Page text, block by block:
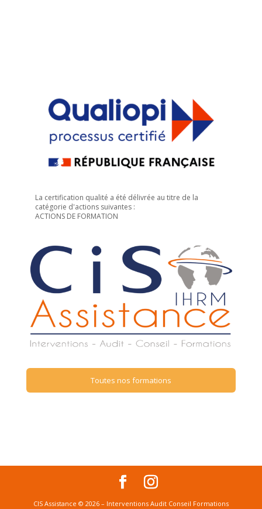
La certification qualité a été délivrée au titre de la
catégorie d'actions suivantes :
ACTIONS DE FORMATION
Toutes nos formations
CIS Assistance © 2026 – Interventions Audit Conseil Formations